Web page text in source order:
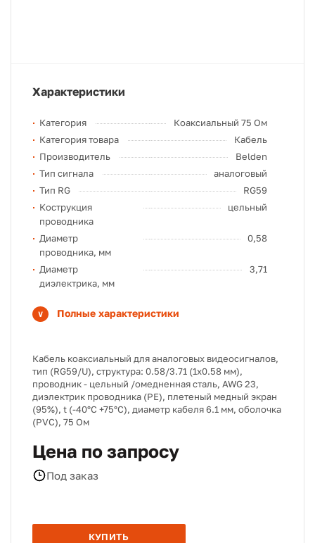
Характеристики
Категория
Коаксиальный 75 Ом
Категория товара
Кабель
Производитель
Belden
Тип сигнала
аналоговый
Тип RG
RG59
Кострукция
проводника
цельный
Диаметр
проводника, мм
0,58
Диаметр
диэлектрика, мм
3,71
Полные характеристики
Кабель коаксиальный для аналоговых видеосигналов,
тип (RG59/U), структура: 0.58/3.71 (1х0.58 мм),
проводник - цельный /омедненная сталь, AWG 23,
диэлектрик проводника (PE), плетеный медный экран
(95%), t (-40°C +75°C), диаметр кабеля 6.1 мм, оболочка
(PVC), 75 Ом
Цена по запросу
Под заказ
КУПИТЬ